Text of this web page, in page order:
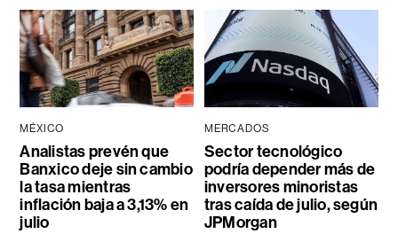
MÉXICO
Analistas prevén que
Banxico deje sin cambio
la tasa mientras
inflación baja a 3,13% en
julio
MERCADOS
Sector tecnológico
podría depender más de
inversores minoristas
tras caída de julio, según
JPMorgan